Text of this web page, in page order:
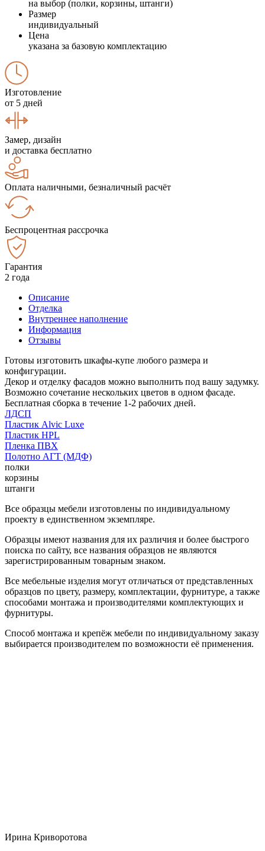
на выбор (полки, корзины, штанги)
Размер
индивидуальный
Цена
указана за базовую комплектацию
Изготовление
от 5 дней
Замер, дизайн
и доставка бесплатно
Оплата наличными, безналичный расчёт
Беспроцентная рассрочка
Гарантия
2 года
Описание
Отделка
Внутреннее наполнение
Информация
Отзывы
Готовы изготовить шкафы-купе любого размера и
конфигурации.
Декор и отделку фасадов можно выполнить под вашу задумку.
Возможно сочетание нескольких цветов в одном фасаде.
Бесплатная сборка в течение 1-2 рабочих дней.
ЛДСП
Пластик Alvic Luxe
Пластик HPL
Пленка ПВХ
Полотно АГТ (МДФ)
полки
корзины
штанги
Все образцы мебели изготовлены по индивидуальному
проекту в единственном экземпляре.
Образцы имеют названия для их различия и более быстрого
поиска по сайту, все названия образцов не являются
зарегистрированным товарным знаком.
Все мебельные изделия могут отличаться от представленных
образцов по цвету, размеру, комплектации, фурнитуре, а также
способами монтажа и производителями комплектующих и
фурнитуры.
Способ монтажа и крепёж мебели по индивидуальному заказу
выбирается производителем по возможности её применения.
Ирина Криворотова